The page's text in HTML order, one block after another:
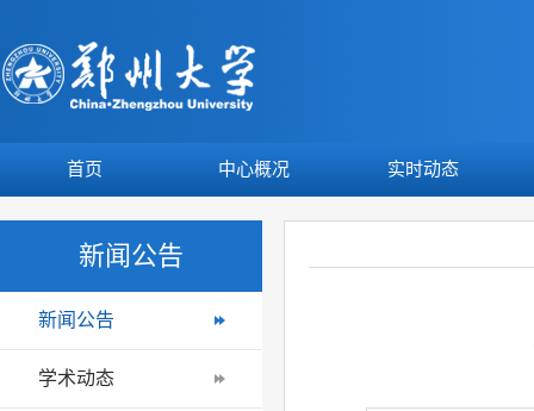
首页 中心概况 实时动态
新闻公告
新闻公告
学术动态